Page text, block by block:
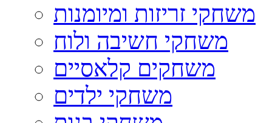
משחקי זריזות ומיומנות
משחקי חשיבה ולוח
משחקים קלאסיים
משחקי ילדים